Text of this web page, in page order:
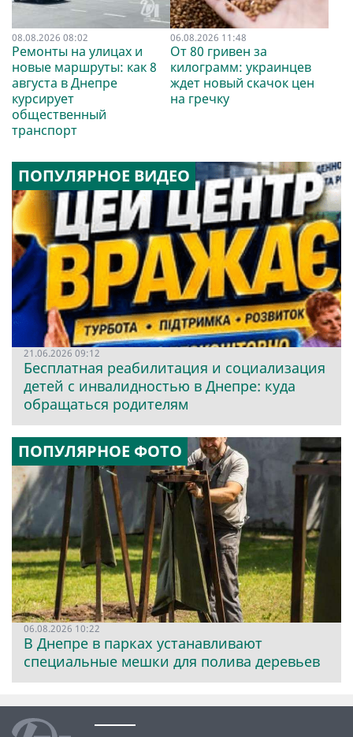
08.08.2026 08:02
Ремонты на улицах и
новые маршруты: как 8
августа в Днепре
курсирует
общественный
транспорт
06.08.2026 11:48
От 80 гривен за
килограмм: украинцев
ждет новый скачок цен
на гречку
ПОПУЛЯРНОЕ ВИДЕО
21.06.2026 09:12
Бесплатная реабилитация и социализация
детей с инвалидностью в Днепре: куда
обращаться родителям
ПОПУЛЯРНОЕ ФОТО
06.08.2026 10:22
В Днепре в парках устанавливают
специальные мешки для полива деревьев